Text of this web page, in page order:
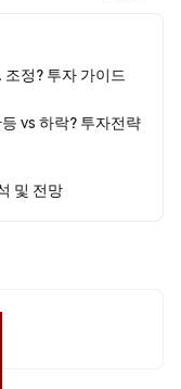
조정? 투자 가이드
vs 하락? 투자전략
및 전망